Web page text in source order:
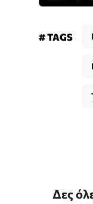
# TAGS
Δες